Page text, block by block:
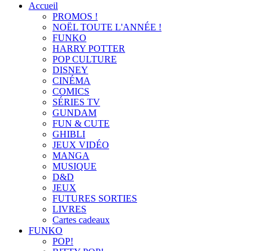
Accueil
PROMOS !
NOËL TOUTE L'ANNÉE !
FUNKO
HARRY POTTER
POP CULTURE
DISNEY
CINÉMA
COMICS
SÉRIES TV
GUNDAM
FUN & CUTE
GHIBLI
JEUX VIDÉO
MANGA
MUSIQUE
D&D
JEUX
FUTURES SORTIES
LIVRES
Cartes cadeaux
FUNKO
POP!